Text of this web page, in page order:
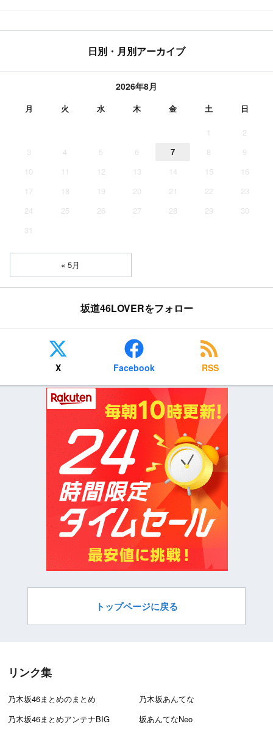
日別・月別アーカイブ
2026年8月
月 火 水 木 金 土 日
1
2
3
4 5 6 7 8
9
10
11 12 13 14 15
16
17
18 19 20 21 22
23
24
25 26 27 28 29
30
31
« 5月
坂道46LOVERをフォロー
X Facebook RSS
トップページに戻る
リンク集
乃木坂46まとめのまとめ
乃木坂あんてな
乃木坂46まとめアンテナBIG
坂あんてなNeo